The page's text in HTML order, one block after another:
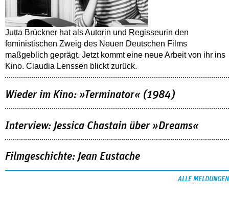
Jutta Brückner hat als Autorin und Regisseurin den
feministischen Zweig des Neuen Deutschen Films
maßgeblich geprägt. Jetzt kommt eine neue Arbeit von ihr ins
Kino. Claudia Lenssen blickt zurück.
Wieder im Kino: »Terminator« (1984)
Interview: Jessica Chastain über »Dreams«
Filmgeschichte: Jean Eustache
ALLE MELDUNGEN